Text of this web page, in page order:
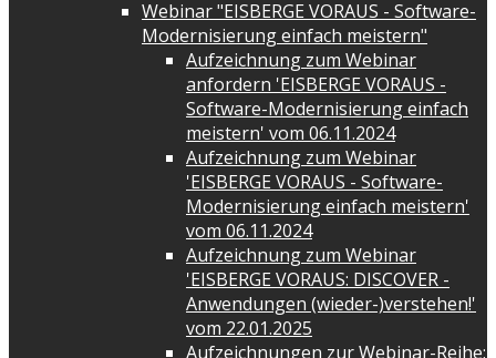
Webinar "EISBERGE VORAUS - Software-
Modernisierung einfach meistern"
Aufzeichnung zum Webinar
anfordern 'EISBERGE VORAUS -
Software-Modernisierung einfach
meistern' vom 06.11.2024
Aufzeichnung zum Webinar
'EISBERGE VORAUS - Software-
Modernisierung einfach meistern'
vom 06.11.2024
Aufzeichnung zum Webinar
'EISBERGE VORAUS: DISCOVER -
Anwendungen (wieder-)verstehen!'
vom 22.01.2025
Aufzeichnungen zur Webinar-Reihe: